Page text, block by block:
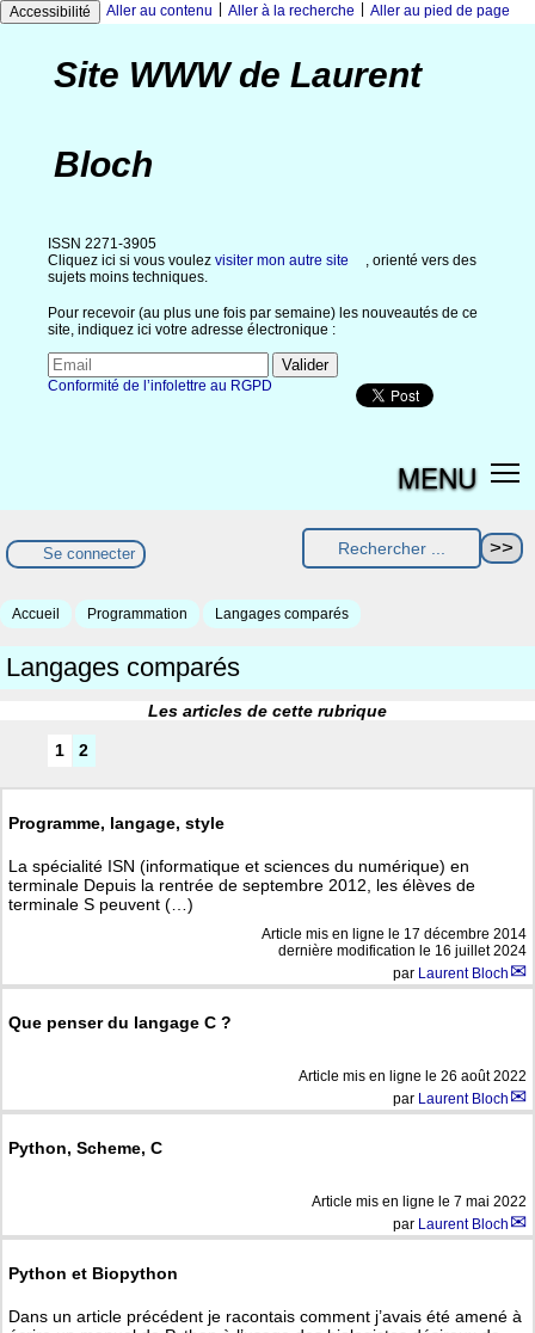
Accessibilité Aller au contenu Aller à la recherche Aller au pied de page
Site WWW de Laurent
Bloch
ISSN 2271-3905
Cliquez ici si vous voulez visiter mon autre site
, orienté vers des
sujets moins techniques.
Pour recevoir (au plus une fois par semaine) les nouveautés de ce
site, indiquez ici votre adresse électronique :
Conformité de l’infolettre au RGPD
MENU
Se connecter
Accueil Programmation Langages comparés
Langages comparés
Les articles de cette rubrique
1 2
Programme, langage, style
La spécialité ISN (informatique et sciences du numérique) en
terminale Depuis la rentrée de septembre 2012, les élèves de
terminale S peuvent (…)
Article mis en ligne le 17 décembre 2014
dernière modification le 16 juillet 2024
par Laurent Bloch
Que penser du langage C ?
Article mis en ligne le 26 août 2022
par Laurent Bloch
Python, Scheme, C
Article mis en ligne le 7 mai 2022
par Laurent Bloch
Python et Biopython
Dans un article précédent je racontais comment j’avais été amené à